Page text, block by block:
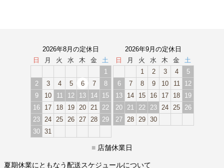
2026年8月の定休日
日
月 火 水 木 金
土
1
2
3 4 5 6 7
8
9
10 11 12 13 14
15
16
17 18 19 20 21
22
23
24 25 26 27 28
29
30 31
2026年9月の定休日
日
月 火 水 木 金
土
1
2 3 4
5
6
7 8 9 10 11
12
13
14 15 16 17 18
19
20
21 22 23 24 25
26
27
28 29 30
■ 店舗休業日
夏期休業にともなう配送スケジュールについて